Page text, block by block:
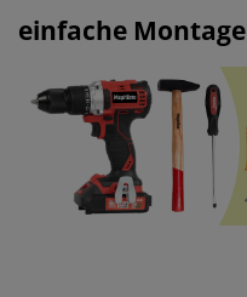
einfache Montage